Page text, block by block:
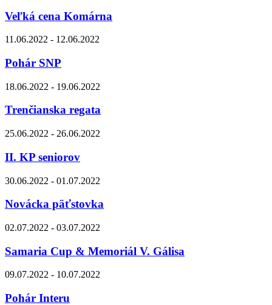
Veľká cena Komárna
11.06.2022 - 12.06.2022
Pohár SNP
18.06.2022 - 19.06.2022
Trenčianska regata
25.06.2022 - 26.06.2022
II. KP seniorov
30.06.2022 - 01.07.2022
Novácka päťstovka
02.07.2022 - 03.07.2022
Samaria Cup & Memoriál V. Gálisa
09.07.2022 - 10.07.2022
Pohár Interu